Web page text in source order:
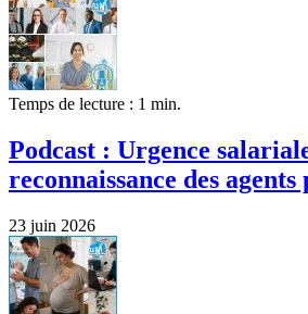
Temps de lecture : 1 min.
Podcast : Urgence
reconnaissance des agents
23 juin 2026